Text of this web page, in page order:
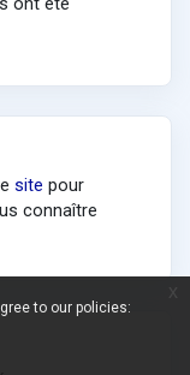
site pour
connaître
to our policies:
x